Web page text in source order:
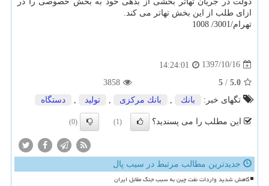
ازای طلب از این بخش تهاتر می كند.
تهرام/3001/ 1008
1397/10/16
14:24:01
5.0
/
5
3858
تگهای خبر:
بانك بانك مركزی تولید دستگاه
این مطلب را می پسندید؟ (1)
(0)
جدیدترین مطالب مرتبط در سیب پال
کاهش شدید واردات نفت چین به سبب جنگ مقابل ایران